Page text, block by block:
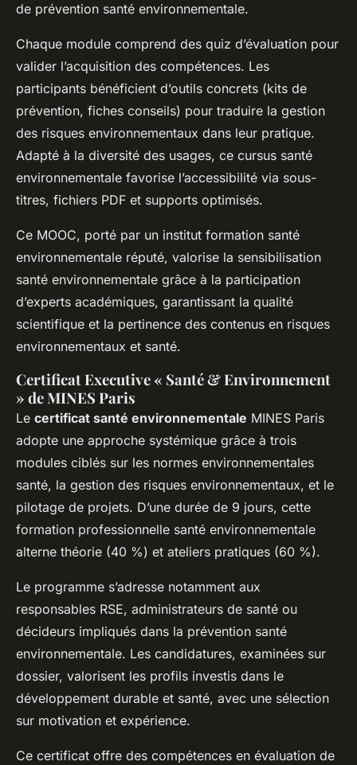
de prévention santé environnementale.
Chaque module comprend des quiz d’évaluation pour
valider l’acquisition des compétences. Les
participants bénéficient d’outils concrets (kits de
prévention, fiches conseils) pour traduire la gestion
des risques environnementaux dans leur pratique.
Adapté à la diversité des usages, ce cursus santé
environnementale favorise l’accessibilité via sous-
titres, fichiers PDF et supports optimisés.
Ce MOOC, porté par un institut formation santé
environnementale réputé, valorise la sensibilisation
santé environnementale grâce à la participation
d’experts académiques, garantissant la qualité
scientifique et la pertinence des contenus en risques
environnementaux et santé.
Certificat Executive « Santé & Environnement
» de MINES Paris
Le certificat santé environnementale MINES Paris
adopte une approche systémique grâce à trois
modules ciblés sur les normes environnementales
santé, la gestion des risques environnementaux, et le
pilotage de projets. D’une durée de 9 jours, cette
formation professionnelle santé environnementale
alterne théorie (40 %) et ateliers pratiques (60 %).
Le programme s’adresse notamment aux
responsables RSE, administrateurs de santé ou
décideurs impliqués dans la prévention santé
environnementale. Les candidatures, examinées sur
dossier, valorisent les profils investis dans le
développement durable et santé, avec une sélection
sur motivation et expérience.
Ce certificat offre des compétences en évaluation de